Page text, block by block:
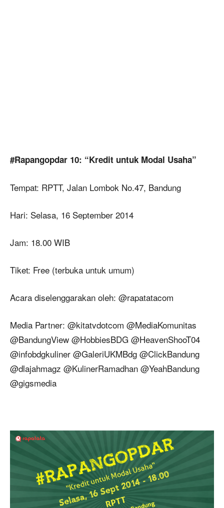
#Rapangopdar 10: “Kredit untuk Modal Usaha”
Tempat: RPTT, Jalan Lombok No.47, Bandung
Hari: Selasa, 16 September 2014
Jam: 18.00 WIB
Tiket: Free (terbuka untuk umum)
Acara diselenggarakan oleh: @rapatatacom
Media Partner: @kitatvdotcom @MediaKomunitas
@BandungView @HobbiesBDG @HeavenShooT04
@infobdgkuliner @GaleriUKMBdg @ClickBandung
@dlajahmagz @KulinerRamadhan @YeahBandung
@gigsmedia